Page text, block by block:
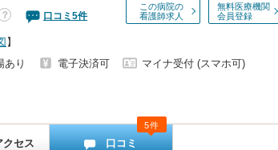
この病院の
看護師求人
無料医療機関
会員登録
？ 口コミ 5件
】
あり 電子決済可
マイナ受付 (スマホ可)
クセス 口コミ
5件